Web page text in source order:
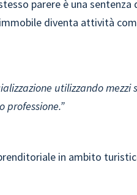
parere è una sentenza
diventa attività
utilizzando
professione.”
in ambito